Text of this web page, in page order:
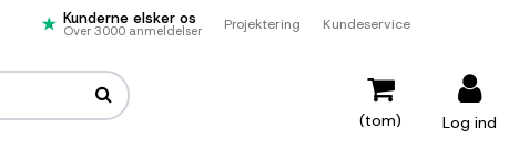
Kunderne elsker os
Over 3000 anmeldelser Projektering Kundeservice
Log ind
(tom)